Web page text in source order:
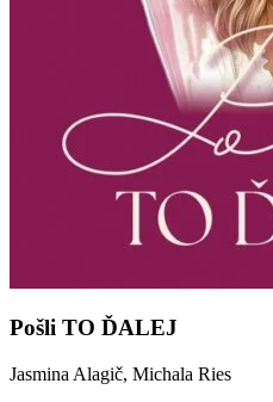
Pošli TO ĎALEJ
Jasmina Alagič, Michala Ries